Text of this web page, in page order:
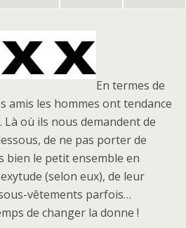
En termes de
amis les hommes ont tendance
où ils nous demandent de
de ne pas porter de
bien le petit ensemble en
(selon eux), de leur
vêtements parfois…
de changer la donne !